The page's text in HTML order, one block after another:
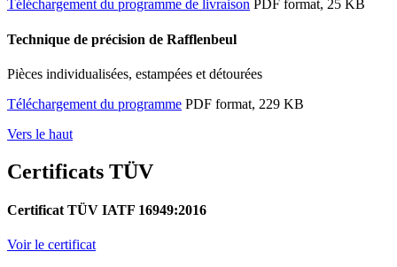
Téléchargement du programme de livraison PDF format, 25 KB
Technique de précision de Rafflenbeul
Pièces individualisées, estampées et détourées
Téléchargement du programme PDF format, 229 KB
Vers le haut
Certificats TÜV
Certificat TÜV IATF 16949:2016
Voir le certificat